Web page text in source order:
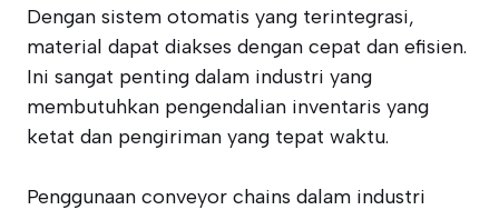
Dengan sistem otomatis yang terintegrasi,
material dapat diakses dengan cepat dan efisien.
Ini sangat penting dalam industri yang
membutuhkan pengendalian inventaris yang
ketat dan pengiriman yang tepat waktu.
Penggunaan conveyor chains dalam industri